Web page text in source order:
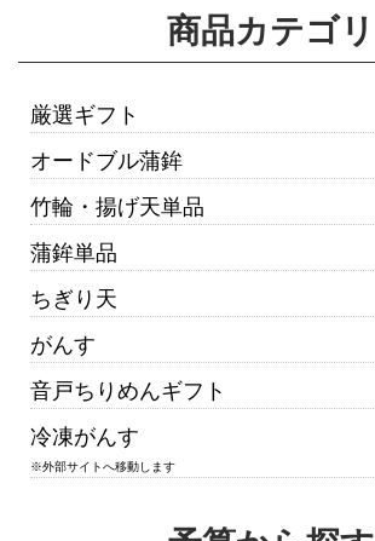
商品カテゴリ
厳選ギフト
オードブル蒲鉾
竹輪・揚げ天単品
蒲鉾単品
ちぎり天
がんす
音戸ちりめんギフト
冷凍がんす
※外部サイトへ移動します